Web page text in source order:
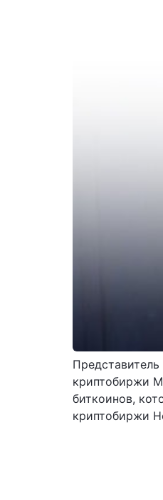
криптобиржи
биткоинов,
криптобиржи